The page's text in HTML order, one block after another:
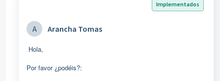
Implementados
A Arancha Tomas
Hola,
Por favor ¿podéis?: